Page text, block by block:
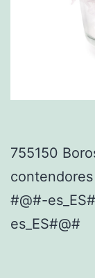
755150
#@#-
es_ES#@#